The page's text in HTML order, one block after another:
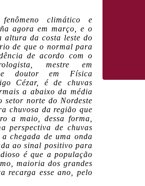
climático e
agora em março, e o
altura da costa leste do
de que o normal para
de acordo com o
mestre em
e doutor em Física
Cézar, é de chuvas
a abaixo da média
setor norte do Nordeste
chuvosa da região que
a maio, dessa forma,
perspectiva de chuvas
chegada de uma onda
ao sinal positivo para
é que a população
maioria dos grandes
recarga esse ano, pelo